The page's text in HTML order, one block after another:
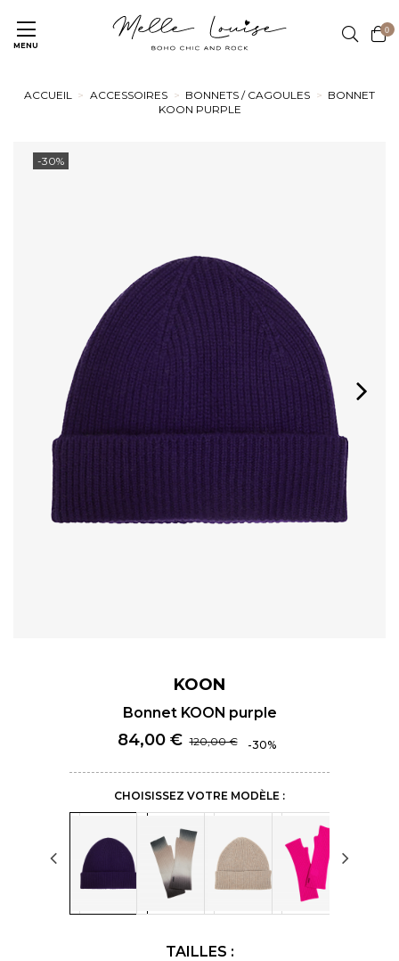
MENU
0
ACCUEIL ACCESSOIRES BONNETS / CAGOULES
BONNET
KOON PURPLE
-30%
KOON
Bonnet KOON purple
84,00 € 120,00 € -30%
CHOISISSEZ VOTRE MODÈLE :
TAILLES :